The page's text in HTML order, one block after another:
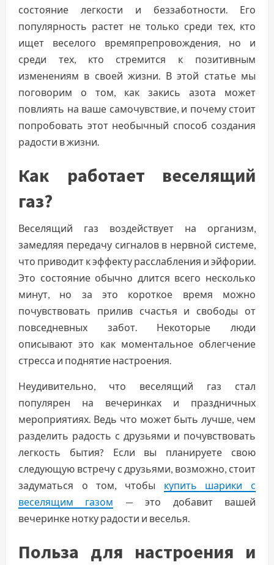
состояние легкости и беззаботности. Его
популярность растет не только среди тех, кто
ищет веселого времяпрепровождения, но и
среди тех, кто стремится к позитивным
изменениям в своей жизни. В этой статье мы
поговорим о том, как закись азота может
повлиять на ваше самочувствие, и почему стоит
попробовать этот необычный способ создания
радости в жизни.
Как работает веселящий
газ?
Веселящий газ воздействует на организм,
замедляя передачу сигналов в нервной системе,
что приводит к эффекту расслабления и эйфории.
Это состояние обычно длится всего несколько
минут, но за это короткое время можно
почувствовать прилив счастья и свободы от
повседневных забот. Некоторые люди
описывают это как моментальное облегчение
стресса и поднятие настроения.
Неудивительно, что веселящий газ стал
популярен на вечеринках и праздничных
мероприятиях. Ведь что может быть лучше, чем
разделить радость с друзьями и почувствовать
легкость бытия? Если вы планируете свою
следующую встречу с друзьями, возможно, стоит
задуматься о том, чтобы купить шарики с
веселящим газом — это добавит вашей
вечеринке нотку радости и веселья.
Польза для настроения и